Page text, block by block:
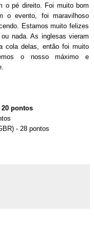
o pé direito. Foi muito bom
o evento, foi maravilhoso
Estamos muito felizes
nada. As inglesas vieram
cola delas, então foi muito
o nosso máximo e
20 pontos
- 28 pontos